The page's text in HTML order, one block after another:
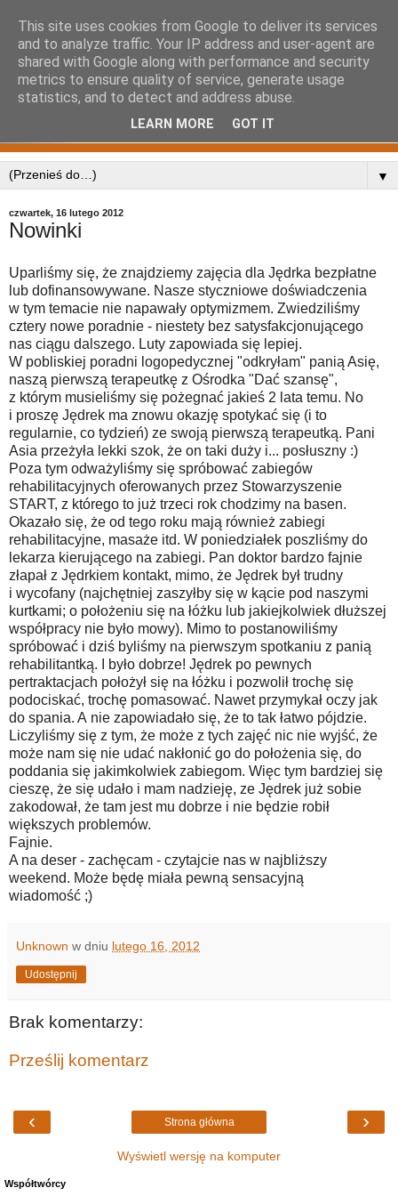
▼
czwartek, 16 lutego 2012
Nowinki
Uparliśmy się, że znajdziemy zajęcia dla Jędrka bezpłatne
lub dofinansowywane. Nasze styczniowe doświadczenia
w tym temacie nie napawały optymizmem. Zwiedziliśmy
cztery nowe poradnie - niestety bez satysfakcjonującego
nas ciągu dalszego. Luty zapowiada się lepiej.
W pobliskiej poradni logopedycznej "odkryłam" panią Asię,
naszą pierwszą terapeutkę z Ośrodka "Dać szansę",
z którym musieliśmy się pożegnać jakieś 2 lata temu. No
i proszę Jędrek ma znowu okazję spotykać się (i to
regularnie, co tydzień) ze swoją pierwszą terapeutką. Pani
Asia przeżyła lekki szok, że on taki duży i... posłuszny :)
Poza tym odważyliśmy się spróbować zabiegów
rehabilitacyjnych oferowanych przez Stowarzyszenie
START, z którego to już trzeci rok chodzimy na basen.
Okazało się, że od tego roku mają również zabiegi
rehabilitacyjne, masaże itd. W poniedziałek poszliśmy do
lekarza kierującego na zabiegi. Pan doktor bardzo fajnie
złapał z Jędrkiem kontakt, mimo, że Jędrek był trudny
i wycofany (najchętniej zaszyłby się w kącie pod naszymi
kurtkami; o położeniu się na łóżku lub jakiejkolwiek dłuższej
współpracy nie było mowy). Mimo to postanowiliśmy
spróbować i dziś byliśmy na pierwszym spotkaniu z panią
rehabilitantką. I było dobrze! Jędrek po pewnych
pertraktacjach położył się na łóżku i pozwolił trochę się
podociskać, trochę pomasować. Nawet przymykał oczy jak
do spania. A nie zapowiadało się, że to tak łatwo pójdzie.
Liczyliśmy się z tym, że może z tych zajęć nic nie wyjść, że
może nam się nie udać nakłonić go do położenia się, do
poddania się jakimkolwiek zabiegom. Więc tym bardziej się
cieszę, że się udało i mam nadzieję, ze Jędrek już sobie
zakodował, że tam jest mu dobrze i nie będzie robił
większych problemów.
Fajnie.
A na deser - zachęcam - czytajcie nas w najbliższy
weekend. Może będę miała pewną sensacyjną
wiadomość ;)
Unknown w dniu lutego 16, 2012
Udostępnij
Brak komentarzy:
Prześlij komentarz
‹ ›
Strona główna
Wyświetl wersję na komputer
Współtwórcy
This site uses cookies from Google to deliver its services
and to analyze traffic. Your IP address and user-agent are
shared with Google along with performance and security
metrics to ensure quality of service, generate usage
statistics, and to detect and address abuse.
LEARN MORE GOT IT